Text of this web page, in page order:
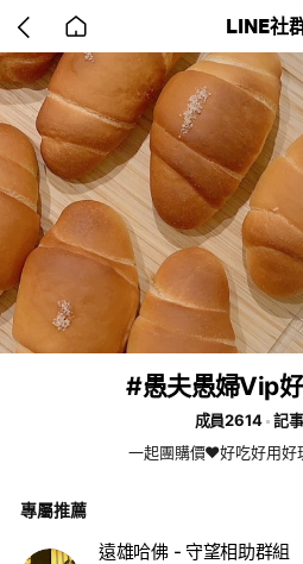
back
to
home
LINE社
#愚夫愚婦Vip好
成員2614
記
一起團購價❤️好吃好用好
專屬推薦
遠雄哈佛 - 守望相助群組